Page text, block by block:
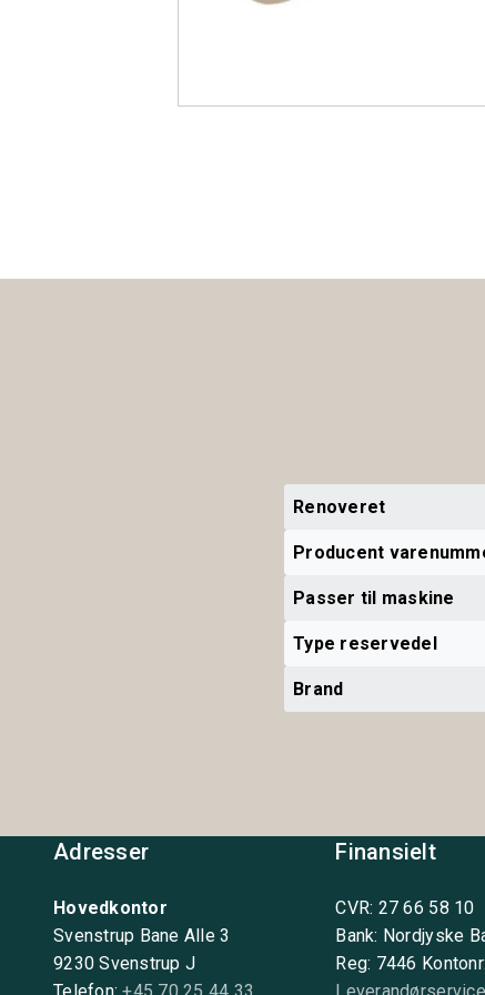
Renoveret
Producent
Passer til maskine
Type reservedel
Brand
Adresser
Hovedkontor
Svenstrup Bane Alle 3
9230 Svenstrup J
Finansielt
CVR: 27 66 58 10
Bank: Nordjyske
Reg: 7446